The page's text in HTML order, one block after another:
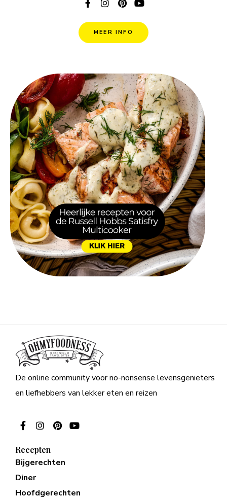
MEER INFO
De online community voor no-nonsense levensgenieters
en liefhebbers van lekker eten en reizen
Recepten
Bijgerechten
Diner
Hoofdgerechten